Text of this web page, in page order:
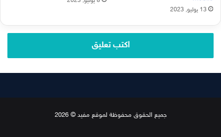
13 يوليو, 2023
اكتب تعليق
جميع الحقوق محفوظة لموقع مفيد © 2026